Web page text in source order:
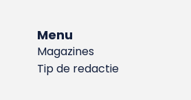
Menu
Magazines
Tip de redactie